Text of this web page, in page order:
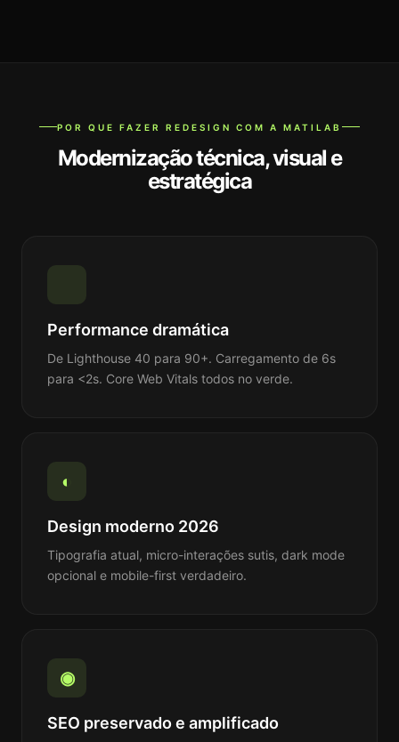
POR QUE FAZER REDESIGN COM A MATILAB
Modernização técnica, visual e
estratégica
Performance dramática
De Lighthouse 40 para 90+. Carregamento de 6s
para <2s. Core Web Vitals todos no verde.
◐
Design moderno 2026
Tipografia atual, micro-interações sutis, dark mode
opcional e mobile-first verdadeiro.
◉
SEO preservado e amplificado